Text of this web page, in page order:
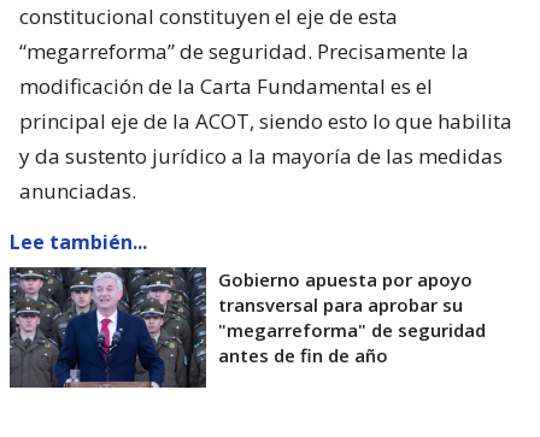
constitucional constituyen el eje de esta
“megarreforma” de seguridad. Precisamente la
modificación de la Carta Fundamental es el
principal eje de la ACOT, siendo esto lo que habilita
y da sustento jurídico a la mayoría de las medidas
anunciadas.
Lee también...
Gobierno apuesta por apoyo
transversal para aprobar su
"megarreforma" de seguridad
antes de fin de año